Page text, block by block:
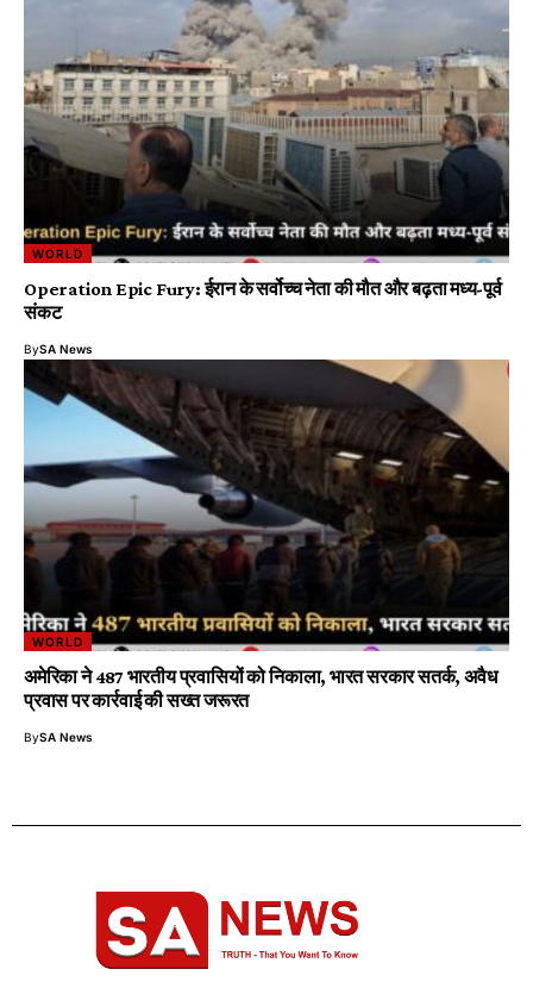
WORLD
Operation Epic Fury: ईरान के सर्वोच्च नेता की मौत और बढ़ता मध्य-पूर्व
संकट
BySA News
WORLD
अमेरिका ने 487 भारतीय प्रवासियों को निकाला, भारत सरकार सतर्क, अवैध
प्रवास पर कार्रवाई की सख्त जरूरत
BySA News